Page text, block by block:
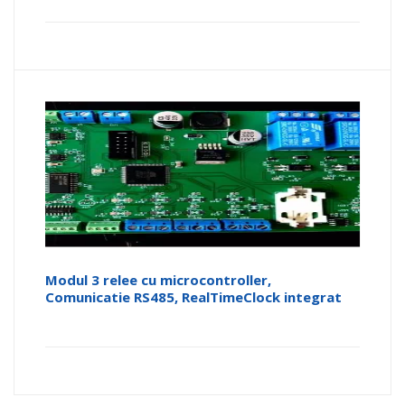
Modul 3 relee cu microcontroller,
Comunicatie RS485, RealTimeClock integrat